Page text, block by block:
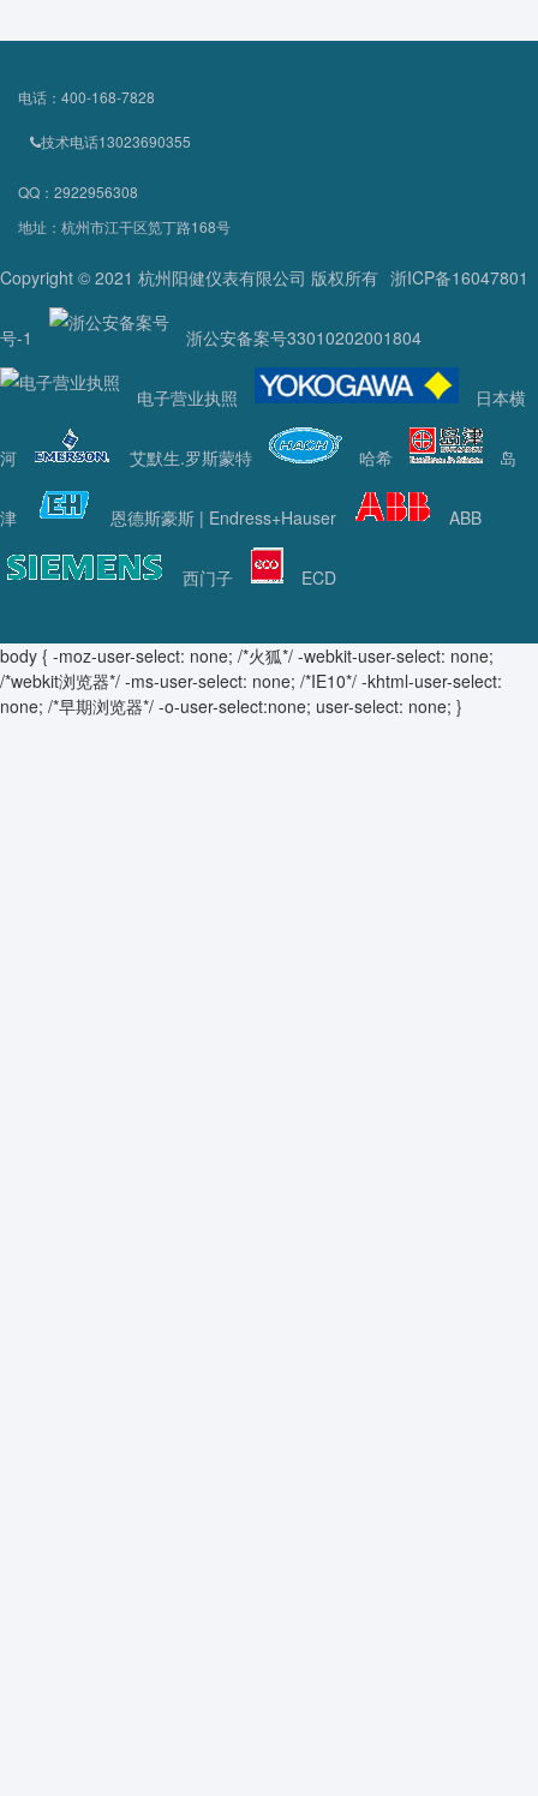
电话：400-168-7828
技术电话13023690355
QQ：2922956308
地址：杭州市江干区笕丁路168号
Copyright © 2021 杭州阳健仪表有限公司 版权所有 浙ICP备16047801
号-1 浙公安备案号33010202001804
电子营业执照 日本横
河 艾默生.罗斯蒙特 哈希 岛
津 恩德斯豪斯 | Endress+Hauser ABB
西门子 ECD
body { -moz-user-select: none; /*火狐*/ -webkit-user-select: none;
/*webkit浏览器*/ -ms-user-select: none; /*IE10*/ -khtml-user-select:
none; /*早期浏览器*/ -o-user-select:none; user-select: none; }